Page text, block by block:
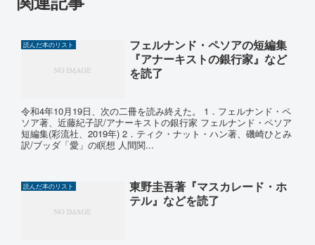
読んだ本のリスト
フェルナンド・ペソアの短編集
『アナーキストの銀行家』など
を読了
令和4年10月19日、次の二冊を読み終えた。 1．フェルナンド・ペ
ソア著、近藤紀子訳/アナーキストの銀行家 フェルナンド・ペソア
短編集(彩流社、2019年) 2．ティク・ナット・ハン著、磯崎ひとみ
訳/ブッダ「愛」の瞑想 人間関...
読んだ本のリスト
東野圭吾著『マスカレード・ホ
テル』などを読了